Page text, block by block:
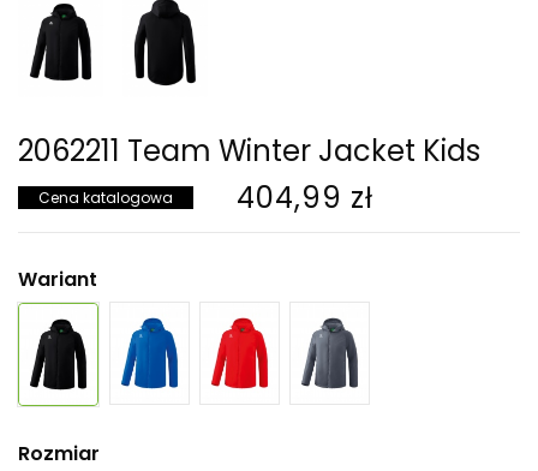
2062211 Team Winter Jacket Kids
Cena katalogowa 404,99 zł
Wariant
Rozmiar